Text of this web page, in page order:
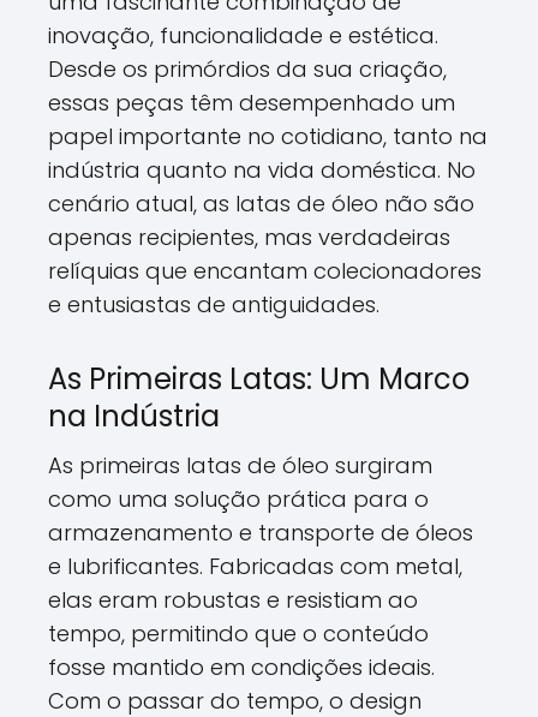
inovação, funcionalidade e estética.
Desde os primórdios da sua criação,
essas peças têm desempenhado um
papel importante no cotidiano, tanto na
indústria quanto na vida doméstica. No
cenário atual, as latas de óleo não são
apenas recipientes, mas verdadeiras
relíquias que encantam colecionadores
e entusiastas de antiguidades.
As Primeiras Latas: Um Marco
na Indústria
As primeiras latas de óleo surgiram
como uma solução prática para o
armazenamento e transporte de óleos
e lubrificantes. Fabricadas com metal,
elas eram robustas e resistiam ao
tempo, permitindo que o conteúdo
fosse mantido em condições ideais.
Com o passar do tempo, o design